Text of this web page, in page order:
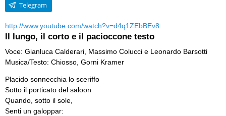
Telegram
http://www.youtube.com/watch?v=d4q1ZEbBEv8
Il lungo, il corto e il pacioccone testo
Voce: Gianluca Calderari, Massimo Colucci e Leonardo Barsotti
Musica/Testo: Chiosso, Gorni Kramer
Placido sonnecchia lo sceriffo
Sotto il porticato del saloon
Quando, sotto il sole,
Senti un galoppar: